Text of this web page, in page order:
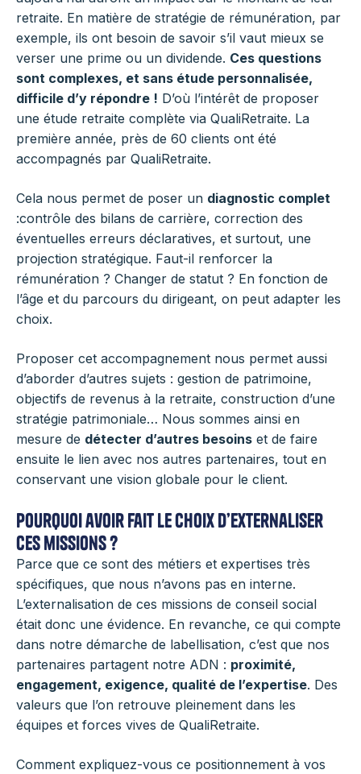
retraite. En matière de stratégie de rémunération, par
exemple, ils ont besoin de savoir s’il vaut mieux se
verser une prime ou un dividende. Ces questions
sont complexes, et sans étude personnalisée,
difficile d’y répondre ! D’où l’intérêt de proposer
une étude retraite complète via QualiRetraite. La
première année, près de 60 clients ont été
accompagnés par QualiRetraite.
Cela nous permet de poser un diagnostic complet
:contrôle des bilans de carrière, correction des
éventuelles erreurs déclaratives, et surtout, une
projection stratégique. Faut-il renforcer la
rémunération ? Changer de statut ? En fonction de
l’âge et du parcours du dirigeant, on peut adapter les
choix.
Proposer cet accompagnement nous permet aussi
d’aborder d’autres sujets : gestion de patrimoine,
objectifs de revenus à la retraite, construction d’une
stratégie patrimoniale… Nous sommes ainsi en
mesure de détecter d’autres besoins et de faire
ensuite le lien avec nos autres partenaires, tout en
conservant une vision globale pour le client.
Pourquoi avoir fait le choix d’externaliser
ces missions ?
Parce que ce sont des métiers et expertises très
spécifiques, que nous n’avons pas en interne.
L’externalisation de ces missions de conseil social
était donc une évidence. En revanche, ce qui compte
dans notre démarche de labellisation, c’est que nos
partenaires partagent notre ADN : proximité,
engagement, exigence, qualité de l’expertise. Des
valeurs que l’on retrouve pleinement dans les
équipes et forces vives de QualiRetraite.
Comment expliquez-vous ce positionnement à vos